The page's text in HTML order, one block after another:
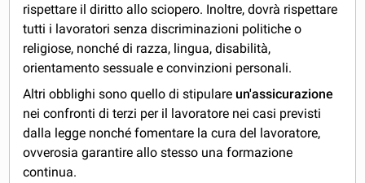
rispettare il diritto allo sciopero. Inoltre, dovrà rispettare
tutti i lavoratori senza discriminazioni politiche o
religiose, nonché di razza, lingua, disabilità,
orientamento sessuale e convinzioni personali.
Altri obblighi sono quello di stipulare un'assicurazione
nei confronti di terzi per il lavoratore nei casi previsti
dalla legge nonché fomentare la cura del lavoratore,
ovverosia garantire allo stesso una formazione
continua.